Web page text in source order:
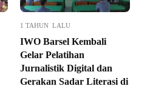
1 TAHUN LALU
IWO Barsel Kembali
Gelar Pelatihan
Jurnalistik Digital dan
Gerakan Sadar Literasi di